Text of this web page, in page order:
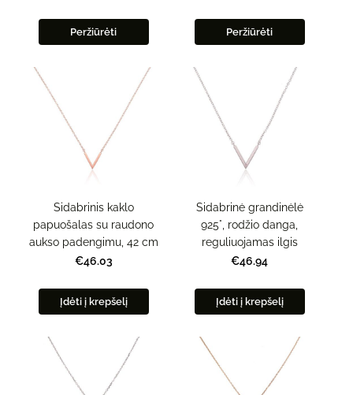
Peržiūrėti Peržiūrėti
Sidabrinis kaklo
papuošalas su raudono
aukso padengimu, 42 cm
€46.03
Įdėti į krepšelį
Sidabrinė grandinėlė
925°, rodžio danga,
reguliuojamas ilgis
€46.94
Įdėti į krepšelį